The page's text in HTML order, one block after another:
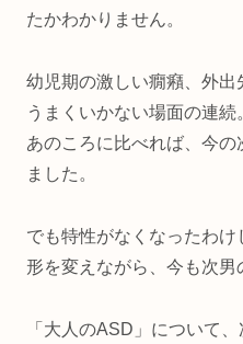
たかわかりません。
幼児期の激しい癇癪、外
うまくいかない場面の連続
あのころに比べれば、今の
ました。
でも特性がなくなったわけ
形を変えながら、今も次男
「大人のASD」について